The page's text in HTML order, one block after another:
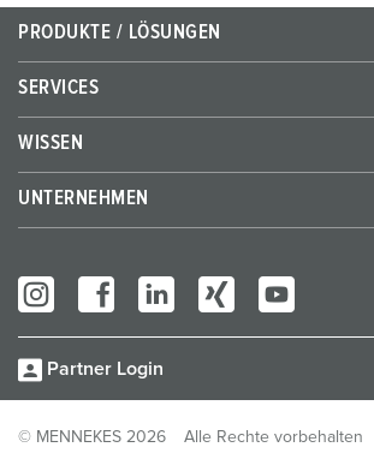
PRODUKTE / LÖSUNGEN
SERVICES
WISSEN
UNTERNEHMEN
Partner Login
© MENNEKES 2026 Alle Rechte vorbehalten